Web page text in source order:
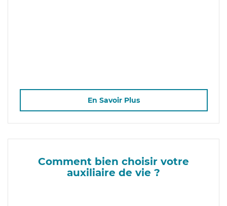
En Savoir Plus
Comment bien choisir votre
auxiliaire de vie ?